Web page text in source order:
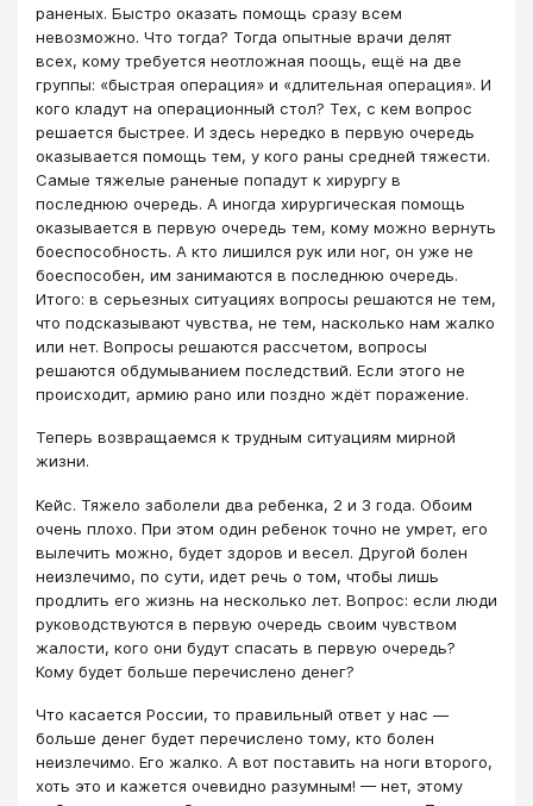
раненых. Быстро оказать помощь сразу всем
невозможно. Что тогда? Тогда опытные врачи делят
всех, кому требуется неотложная поощь, ещё на две
группы: «быстрая операция» и «длительная операция». И
кого кладут на операционный стол? Тех, с кем вопрос
решается быстрее. И здесь нередко в первую очередь
оказывается помощь тем, у кого раны средней тяжести.
Самые тяжелые раненые попадут к хирургу в
последнюю очередь. А иногда хирургическая помощь
оказывается в первую очередь тем, кому можно вернуть
боеспособность. А кто лишился рук или ног, он уже не
боеспособен, им занимаются в последнюю очередь.
Итого: в серьезных ситуациях вопросы решаются не тем,
что подсказывают чувства, не тем, насколько нам жалко
или нет. Вопросы решаются рассчетом, вопросы
решаются обдумыванием последствий. Если этого не
происходит, армию рано или поздно ждёт поражение.
Теперь возвращаемся к трудным ситуациям мирной
жизни.
Кейс. Тяжело заболели два ребенка, 2 и 3 года. Обоим
очень плохо. При этом один ребенок точно не умрет, его
вылечить можно, будет здоров и весел. Другой болен
неизлечимо, по сути, идет речь о том, чтобы лишь
продлить его жизнь на несколько лет. Вопрос: если люди
руководствуются в первую очередь своим чувством
жалости, кого они будут спасать в первую очередь?
Кому будет больше перечислено денег?
Что касается России, то правильный ответ у нас —
больше денег будет перечислено тому, кто болен
неизлечимо. Его жалко. А вот поставить на ноги второго,
хоть это и кажется очевидно разумным! — нет, этому